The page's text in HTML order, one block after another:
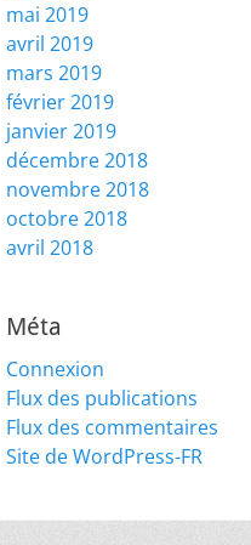
mai 2019
avril 2019
mars 2019
février 2019
janvier 2019
décembre 2018
novembre 2018
octobre 2018
avril 2018
Méta
Connexion
Flux des publications
Flux des commentaires
Site de WordPress-FR